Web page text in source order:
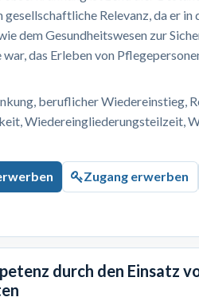
Relevanz, da er in
dem Gesundheitswesen zur
das Erleben von
beruflicher Wiedereinstieg,
Wiedereingliederungsteilzeit,
Zugang erwerben
durch den Einsatz